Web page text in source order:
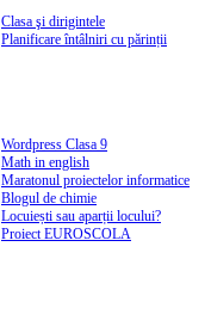
Clasa şi dirigintele
Planificare întâlniri cu părinții
Wordpress Clasa 9
Math in english
Maratonul proiectelor informatice
Blogul de chimie
Locuiești sau aparții locului?
Proiect EUROSCOLA